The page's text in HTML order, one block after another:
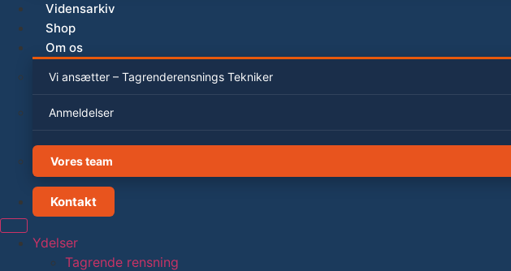
Vidensarkiv
Shop
Om os
Vi ansætter – Tagrenderensnings Tekniker
Anmeldelser
Vores team
Kontakt
Ydelser
Tagrende rensning